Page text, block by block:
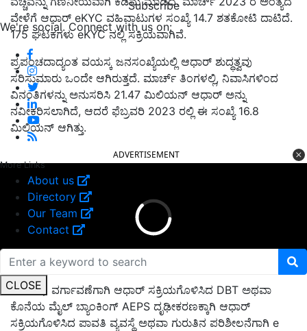
Subscribe
We're social. Connect with us on:
More Links
About us
Directory
Our Team
Contact
CLOSE
ವೇಳೆಗೆ ಆಧಾರ್ eKYC ವಹಿವಾಟುಗಳ ಸಂಖ್ಯೆ 14.7 ಶತಕೋಟಿ ದಾಟಿದೆ.
175 ಘಟಕಗಳು eKYC ನಲ್ಲಿ ಸಕ್ರಿಯವಾಗಿವೆ.
ಪ್ರಪಂಚದಾದ್ಯಂತ ವಯಸ್ಕ ಜನಸಂಖ್ಯೆಯಲ್ಲಿ ಆಧಾರ್ ಶುದ್ಧತ್ವವು
ಸರಿಸುಮಾರು ಒಂದೇ ಆಗಿರುತ್ತದೆ. ಮಾರ್ಚ್ ತಿಂಗಳಲ್ಲಿ, ನಿವಾಸಿಗಳಿಂದ
ವಿನಂತಿಗಳನ್ನು ಅನುಸರಿಸಿ 21.47 ಮಿಲಿಯನ್ ಆಧಾರ್ ಅನ್ನು
ನವೀಕರಿಸಲಾಗಿದೆ, ಆದರೆ ಫೆಬ್ರವರಿ 2023 ರಲ್ಲಿ ಈ ಸಂಖ್ಯೆ 16.8
ಮಿಲಿಯನ್ ಆಗಿತ್ತು.
ADVERTISEMENT
ನೇರ ನಿಧಿ ವರ್ಗಾವಣೆಗಾಗಿ ಆಧಾರ್ ಸಕ್ರಿಯಗೊಳಿಸಿದ DBT ಅಥವಾ
ಕೊನೆಯ ಮೈಲ್ ಬ್ಯಾಂಕಿಂಗ್ AEPS ದೃಢೀಕರಣಕ್ಕಾಗಿ ಆಧಾರ್
ಸಕ್ರಿಯಗೊಳಿಸಿದ ಪಾವತಿ ವ್ಯವಸ್ಥೆ ಅಥವಾ ಗುರುತಿನ ಪರಿಶೀಲನೆಗಾಗಿ e